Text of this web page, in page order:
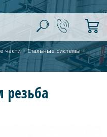
части ∙Стальные системы ∙